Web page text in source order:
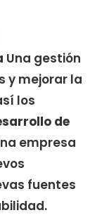
Una gestión
y mejorar la
los
de
empresa
fuentes